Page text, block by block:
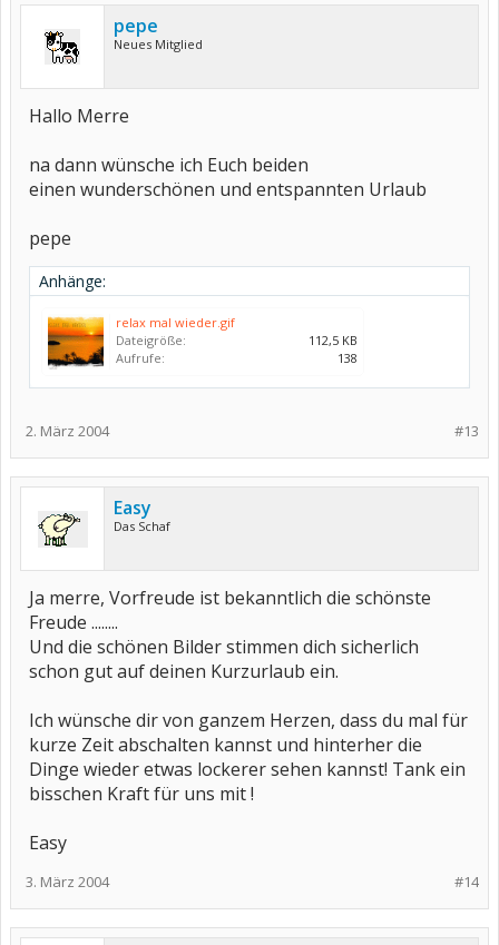
pepe
Neues Mitglied
Hallo Merre
na dann wünsche ich Euch beiden
einen wunderschönen und entspannten Urlaub
pepe
Anhänge:
relax mal wieder.gif
Dateigröße:
112,5 KB
Aufrufe:
138
#13
2. März 2004
Easy
Das Schaf
Ja merre, Vorfreude ist bekanntlich die schönste
Freude ........
Und die schönen Bilder stimmen dich sicherlich
schon gut auf deinen Kurzurlaub ein.
Ich wünsche dir von ganzem Herzen, dass du mal für
kurze Zeit abschalten kannst und hinterher die
Dinge wieder etwas lockerer sehen kannst! Tank ein
bisschen Kraft für uns mit !
Easy
#14
3. März 2004